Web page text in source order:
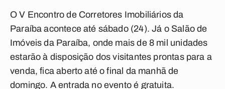
O V Encontro de Corretores Imobiliários da
Paraíba acontece até sábado (24). Já o Salão de
Imóveis da Paraíba, onde mais de 8 mil unidades
estarão à disposição dos visitantes prontas para a
venda, fica aberto até o final da manhã de
domingo. A entrada no evento é gratuita.